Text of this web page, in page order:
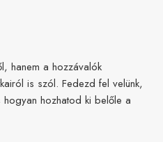
hanem a hozzávalók
is szól. Fedezd fel velünk,
hozhatod ki belőle a